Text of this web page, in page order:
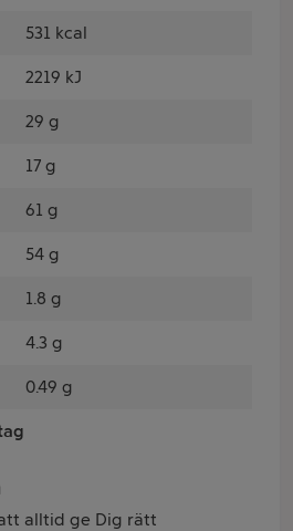
531 kcal
2219 kJ
29 g
17 g
61 g
54 g
1.8 g
4.3 g
0.49 g
alltid ge Dig rätt